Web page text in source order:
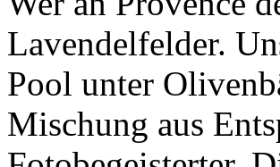
Lavendelfelder.
Pool unter
Mischung aus